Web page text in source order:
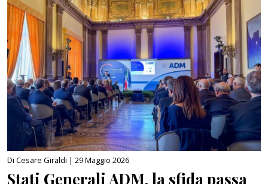
Di Cesare Giraldi | 29 Maggio 2026
Stati Generali ADM, la sfida passa